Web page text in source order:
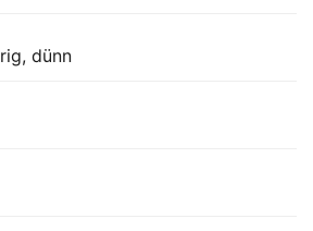
dünn